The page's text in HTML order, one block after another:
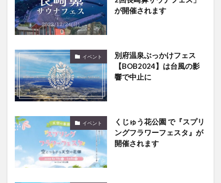
が開催されます
イベント
別府温泉ぶっかけフェス
【BOB2024】は台風の影
響で中止に
イベント
くじゅう花公園 で『スプリ
ングフラワーフェスタ』が
開催されます